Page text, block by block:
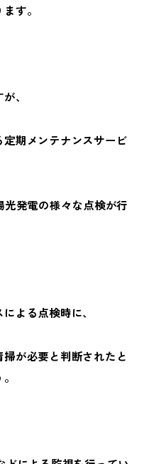
す。
、
期メンテナンスサービ
発電の様々な点検が行
よる点検時に、
が必要と判断されたと